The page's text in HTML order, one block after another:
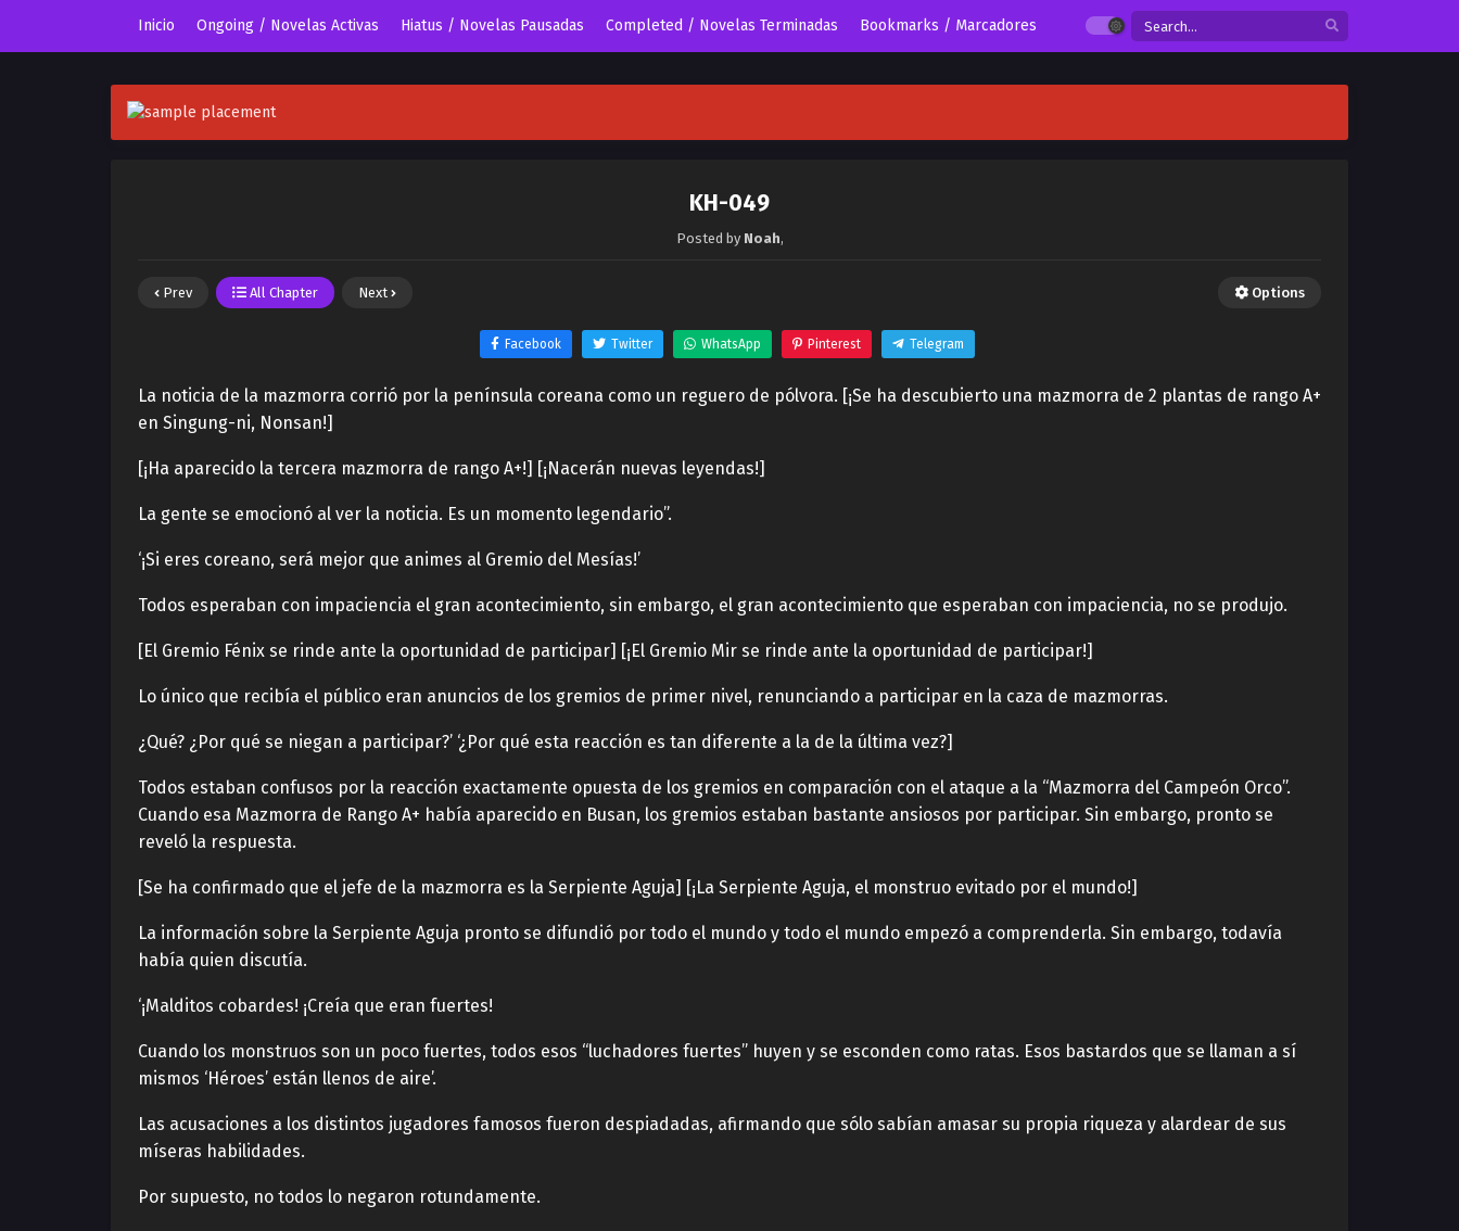
Inicio Ongoing / Novelas Activas Hiatus / Novelas Pausadas Completed / Novelas Terminadas Bookmarks / Marcadores
KH-049
Posted by Noah,
Prev All Chapter Next Options
Facebook Twitter WhatsApp Pinterest Telegram
La noticia de la mazmorra corrió por la península coreana como un reguero de pólvora. [¡Se ha descubierto una mazmorra de 2 plantas de rango A+
en Singung-ni, Nonsan!]
[¡Ha aparecido la tercera mazmorra de rango A+!] [¡Nacerán nuevas leyendas!]
La gente se emocionó al ver la noticia. Es un momento legendario”.
‘¡Si eres coreano, será mejor que animes al Gremio del Mesías!’
Todos esperaban con impaciencia el gran acontecimiento, sin embargo, el gran acontecimiento que esperaban con impaciencia, no se produjo.
[El Gremio Fénix se rinde ante la oportunidad de participar] [¡El Gremio Mir se rinde ante la oportunidad de participar!]
Lo único que recibía el público eran anuncios de los gremios de primer nivel, renunciando a participar en la caza de mazmorras.
¿Qué? ¿Por qué se niegan a participar?’ ‘¿Por qué esta reacción es tan diferente a la de la última vez?]
Todos estaban confusos por la reacción exactamente opuesta de los gremios en comparación con el ataque a la “Mazmorra del Campeón Orco”.
Cuando esa Mazmorra de Rango A+ había aparecido en Busan, los gremios estaban bastante ansiosos por participar. Sin embargo, pronto se
reveló la respuesta.
[Se ha confirmado que el jefe de la mazmorra es la Serpiente Aguja] [¡La Serpiente Aguja, el monstruo evitado por el mundo!]
La información sobre la Serpiente Aguja pronto se difundió por todo el mundo y todo el mundo empezó a comprenderla. Sin embargo, todavía
había quien discutía.
‘¡Malditos cobardes! ¡Creía que eran fuertes!
Cuando los monstruos son un poco fuertes, todos esos “luchadores fuertes” huyen y se esconden como ratas. Esos bastardos que se llaman a sí
mismos ‘Héroes’ están llenos de aire’.
Las acusaciones a los distintos jugadores famosos fueron despiadadas, afirmando que sólo sabían amasar su propia riqueza y alardear de sus
míseras habilidades.
Por supuesto, no todos lo negaron rotundamente.